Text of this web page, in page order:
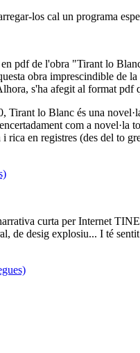
los cal un programa
pdf de l'obra "Tirant lo
obra imprescindible
s'ha afegit al format
lo Blanc és una
com a
en registres (des del to
curta per Internet
de desig explosiu... I té